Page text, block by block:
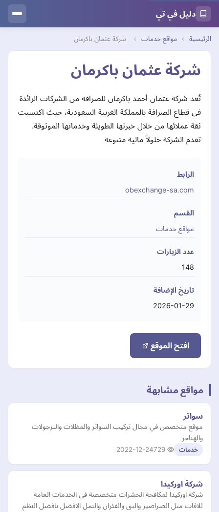
دليل في تي
الرئيسية › مواقع خدمات › شركة عثمان باكرمان
شركة عثمان باكرمان
تُعد شركة عثمان أحمد باكرمان للصرافة من الشركات الرائدة
في قطاع الصرافة بالمملكة العربية السعودية، حيث اكتسبت
ثقة عملائها من خلال خبرتها الطويلة وخدماتها الموثوقة.
تقدم الشركة حلولاً مالية متنوعة
الرابط
obexchange-sa.com
القسم
مواقع خدمات
عدد الزيارات
148
تاريخ الإضافة
2026-01-29
افتح الموقع
مواقع مشابهة
سواتر
موقع متخصص في مجال تركيب السواتر والمظلات والبرجولات
والهناجر
خدمات 2022-12-24
شركة اوركيدا
شركة اوركيدا لمكافحة الحشرات متخصصة في الخدمات العامة
للافات مثل الصراصير والبق والفئران والنمل الافضل بافضل النظم